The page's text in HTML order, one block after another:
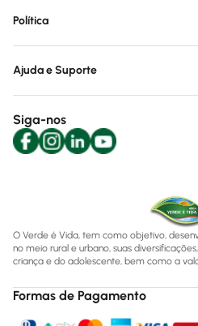
Política
Ajuda e Suporte
Siga-nos
O Verde é Vida, tem como objetivo,
no meio rural e urbano, suas
criança e do adolescente, bem como a
Formas de Pagamento